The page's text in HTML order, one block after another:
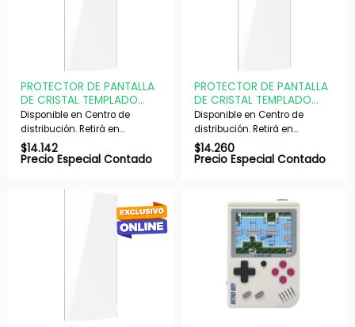
PROTECTOR DE PANTALLA
DE CRISTAL TEMPLADO
TRUST PARA NINTENDO
SWITCH OLED GXT1246
Disponible en Centro de
distribución. Retirá en
nuestras sucursales en 48 hs
hábiles. Si es con envío,
$14.142
Precio Especial Contado
PROTECTOR DE PANTALLA
DE CRISTAL TEMPLADO
TRUST PARA NINTENDO
SWITCH 2 GXT1254
Disponible en Centro de
distribución. Retirá en
nuestras sucursales en 48 hs
hábiles. Si es con envío,
$14.260
Precio Especial Contado